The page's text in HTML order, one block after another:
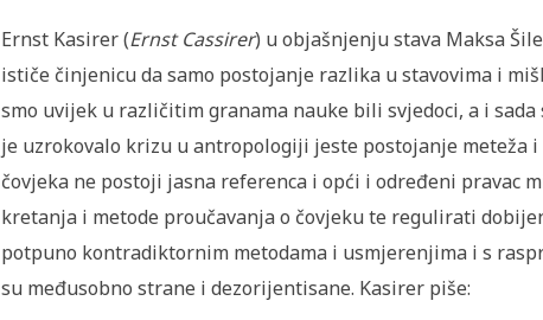
Ernst Kasirer (Ernst Cassirer) u objašnjenju stava Maksa
ističe činjenicu da samo postojanje razlika u stavovima i
smo uvijek u različitim granama nauke bili svjedoci, a i
je uzrokovalo krizu u antropologiji jeste postojanje meteža
čovjeka ne postoji jasna referenca i opći i određeni pravac
kretanja i metode proučavanja o čovjeku te regulirati
potpuno kontradiktornim metodama i usmjerenjima i s
su međusobno strane i dezorijentisane. Kasirer piše: